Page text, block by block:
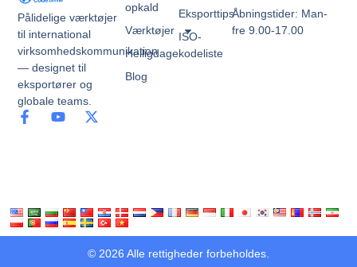
Pålidelige værktøjer
til international
virksomhedskommunikation
— designet til
eksportører og
globale teams.
Eksporttips
ISO-
kodeliste
opkald
Værktøjer
Helligdage
Blog
Åbningstider: Man-
fre 9.00-17.00
© 2026 Alle rettigheder forbeholdes.